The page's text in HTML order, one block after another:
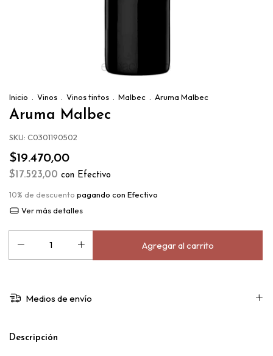
Inicio Vinos Vinos tintos Malbec Aruma Malbec
Aruma Malbec
SKU: C0301190502
$19.470,00
$17.523,00 con Efectivo
10% de descuento pagando con Efectivo
Ver más detalles
Medios de envío
Descripción